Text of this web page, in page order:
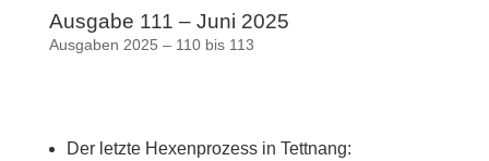
Ausgabe 111 – Juni 2025
Ausgaben 2025 – 110 bis 113
Der letzte Hexenprozess in Tettnang: